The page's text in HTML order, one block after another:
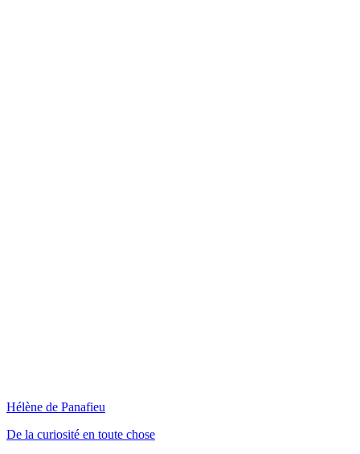
Hélène de Panafieu
De la curiosité en toute chose